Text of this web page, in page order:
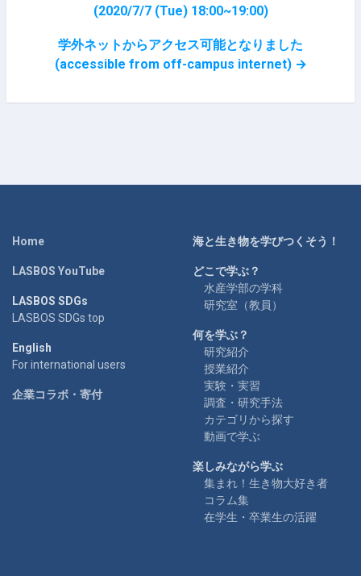
(2020/7/7 (Tue) 18:00~19:00)
学外ネットからアクセス可能となりました
(accessible from off-campus internet) →
Home
LASBOS YouTube
LASBOS SDGs
LASBOS SDGs top
English
For international users
企業コラボ・寄付
海と生き物を学びつくそう！
どこで学ぶ？
水産学部の学科
研究室（教員）
何を学ぶ？
研究紹介
授業紹介
実験・実習
調査・研究手法
カテゴリから探す
動画で学ぶ
楽しみながら学ぶ
集まれ！生き物大好き者
コラム集
在学生・卒業生の活躍